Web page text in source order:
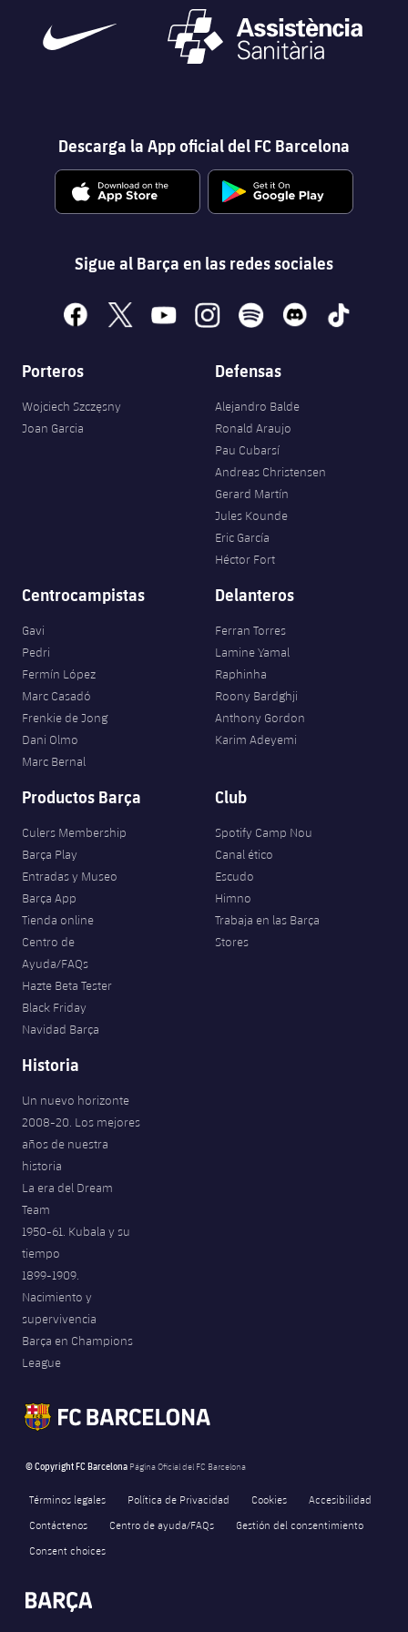
Descarga la App oficial del FC Barcelona
Sigue al Barça en las redes sociales
facebook
x youtubeinstagramspotify discord tiktok
Porteros
Wojciech Szczęsny
Joan Garcia
Defensas
Alejandro Balde
Ronald Araujo
Pau Cubarsí
Andreas Christensen
Gerard Martín
Jules Kounde
Eric García
Héctor Fort
Centrocampistas
Gavi
Pedri
Fermín López
Marc Casadó
Frenkie de Jong
Dani Olmo
Marc Bernal
Delanteros
Ferran Torres
Lamine Yamal
Raphinha
Roony Bardghji
Anthony Gordon
Karim Adeyemi
Productos Barça
Culers Membership
Barça Play
Entradas y Museo
Barça App
Tienda online
Centro de
Ayuda/FAQs
Hazte Beta Tester
Black Friday
Navidad Barça
Club
Spotify Camp Nou
Canal ético
Escudo
Himno
Trabaja en las Barça
Stores
Historia
Un nuevo horizonte
2008-20. Los mejores
años de nuestra
historia
La era del Dream
Team
1950-61. Kubala y su
tiempo
1899-1909.
Nacimiento y
supervivencia
Barça en Champions
League
© Copyright FC Barcelona Página Oficial del FC Barcelona
Términos legales Política de Privacidad Cookies
Accesibilidad
Contáctenos
Centro de ayuda/FAQs
Gestión del consentimiento
Consent choices